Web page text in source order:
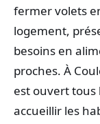
fermer volets
logement,
besoins en
proches. À
est ouvert tous
accueillir les